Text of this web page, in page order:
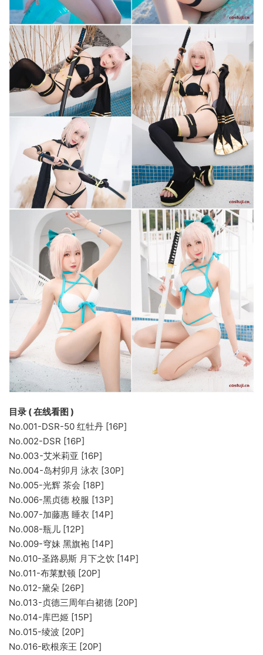
目录 ( 在线看图 )
No.001-DSR-50 红牡丹 [16P]
No.002-DSR [16P]
No.003-艾米莉亚 [16P]
No.004-岛村卯月 泳衣 [30P]
No.005-光辉 茶会 [18P]
No.006-黑贞德 校服 [13P]
No.007-加藤惠 睡衣 [14P]
No.008-瓶儿 [12P]
No.009-穹妹 黑旗袍 [14P]
No.010-圣路易斯 月下之饮 [14P]
No.011-布莱默顿 [20P]
No.012-黛朵 [26P]
No.013-贞德三周年白裙德 [20P]
No.014-库巴姬 [15P]
No.015-绫波 [20P]
No.016-欧根亲王 [20P]